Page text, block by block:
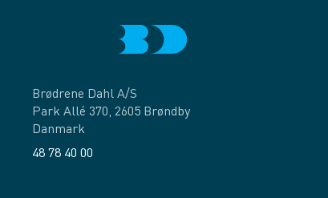
Brødrene Dahl A/S
Park Allé 370, 2605 Brøndby
Danmark
48 78 40 00